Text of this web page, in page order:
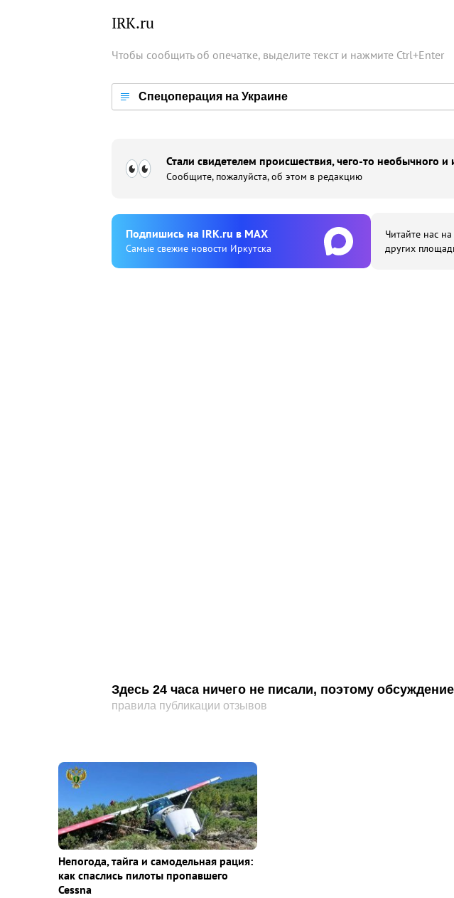
IRK.ru
Чтобы сообщить об опечатке, выделите текст и нажмите Ctrl+Enter
Спецоперация на Украине
Стали свидетелем происшествия, чего-то необычного и
Сообщите, пожалуйста, об этом в редакцию
Подпишиcь на IRK.ru в MAX
Cамые свежие новости Иркутска
Читайте нас на
других
Здесь 24 часа ничего не писали, поэтому
правила публикации отзывов
Непогода, тайга и самодельная рация:
как спаслись пилоты пропавшего
Cessna